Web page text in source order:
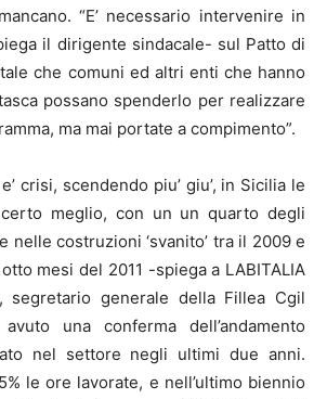
“E’ necessario intervenire in
il dirigente sindacale- sul Patto di
che comuni ed altri enti che hanno
possano spenderlo per realizzare
ma mai portate a compimento”.
crisi, scendendo piu’ giu’, in Sicilia le
meglio, con un un quarto degli
nelle costruzioni ‘svanito’ tra il 2009 e
mesi del 2011 -spiega a LABITALIA
segretario generale della Fillea Cgil
una conferma dell’andamento
nel settore negli ultimi due anni.
le ore lavorate, e nell’ultimo biennio